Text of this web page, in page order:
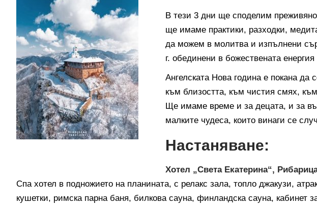
В тези 3 дни ще споделим
ще имаме практики, разходки,
да можем в молитва и изпълнени
г. обединени в божествената
Ангелската Нова година е покана
към близостта, към чистия смях,
Ще имаме време и за децата, и за
малките чудеса, които винаги се
Настаняване:
Хотел „Света Екатерина“,
Спа хотел в подножието на планината, с релакс зала, топло джакузи,
кушетки, римска парна баня, билкова сауна, финландска сауна, кабинет